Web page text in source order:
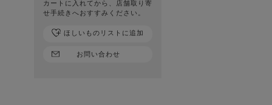
カートに入れてから、店舗取り寄
せ手続きへおすすみください。
お問い合わせ
ほしいものリストに追加